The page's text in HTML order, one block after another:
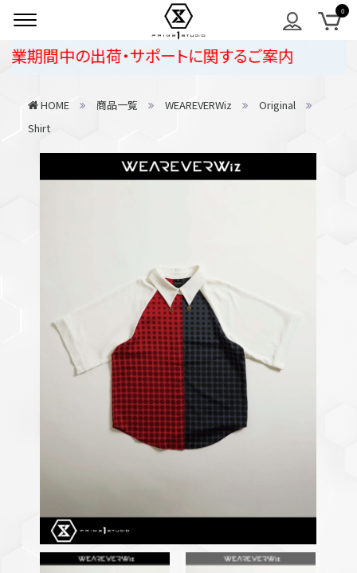
中の出荷・サポートに関するご案内
HOME 商品一覧 WEAREVERWiz
Original
Shirt